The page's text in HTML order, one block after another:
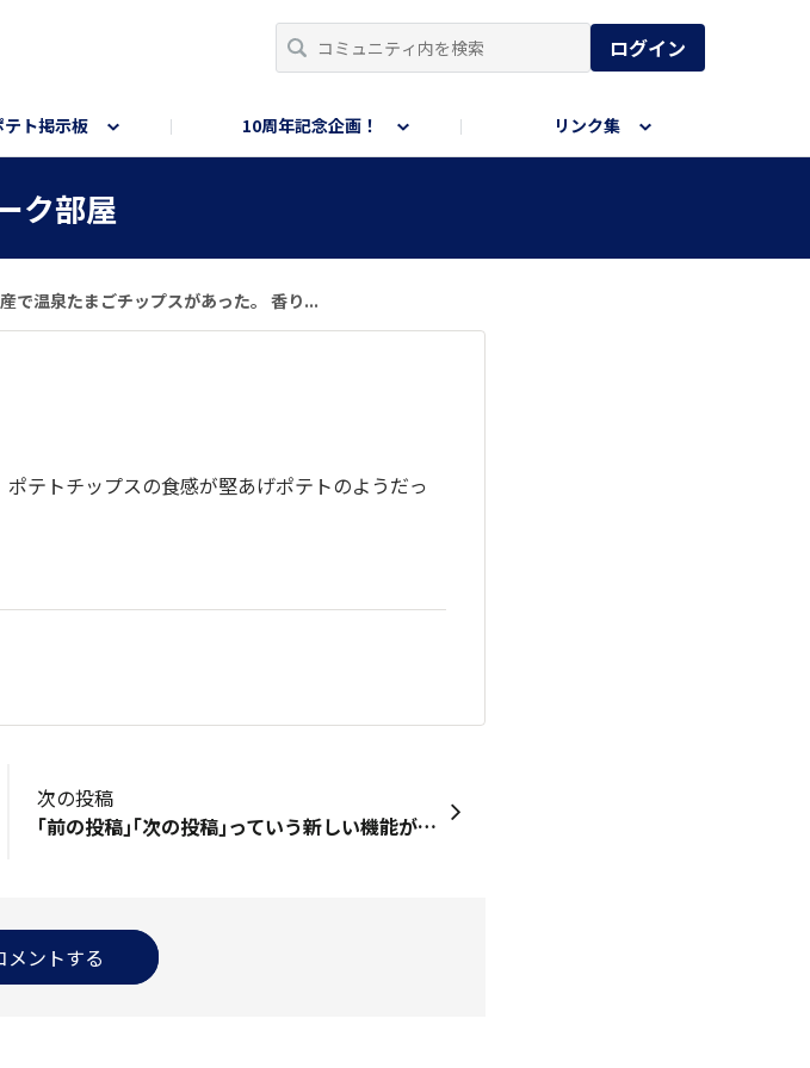
ログイン
テト掲示板 10周年記念企画！ リンク集
ク部屋
で温泉たまごチップスがあった。 香り...
テトチップスの食感が堅あげポテトのようだっ
次の投稿
｢前の投稿｣｢次の投稿｣っていう新しい機能ができてますね。 ちょっとご無沙汰していて、たまった皆さんの投稿を拝見する時に、便利ですね✨
メントする